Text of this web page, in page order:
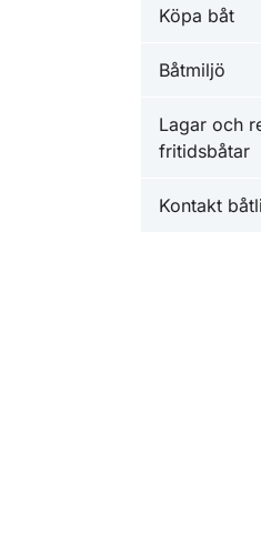
Köpa båt
Båtmiljö
Lagar och
fritidsbåtar
Kontakt